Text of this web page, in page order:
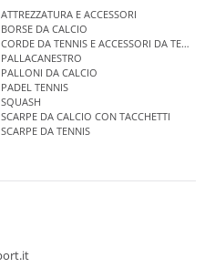
ATTREZZATURA E ACCESSORI
BORSE DA CALCIO
CORDE DA TENNIS E ACCESSORI DA TENNIS
PALLACANESTRO
PALLONI DA CALCIO
PADEL TENNIS
SQUASH
SCARPE DA CALCIO CON TACCHETTI
SCARPE DA TENNIS